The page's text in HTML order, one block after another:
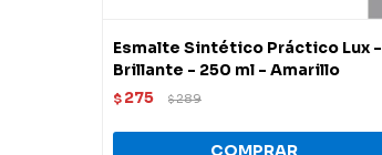
Esmalte Sintético Práctico Lux -
Brillante - 250 ml - Amarillo
$ 275 $289